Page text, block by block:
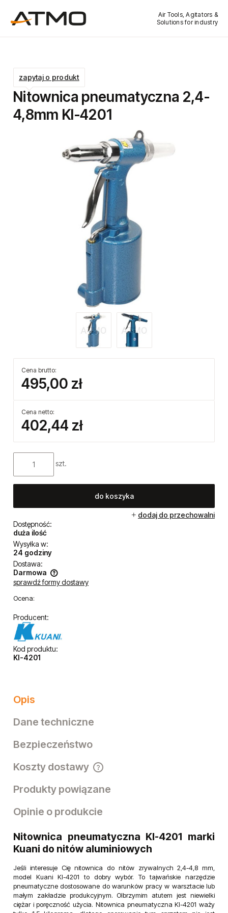
Air Tools, Agitators &
Solutions for industry
Nitownica pneumatyczna 2,4-
4,8mm KI-4201
Cena brutto:
495,00 zł
Cena netto:
402,44 zł
szt.
do koszyka
dodaj do przechowalni
Dostępność:
duża ilość
Wysyłka w:
24 godziny
Dostawa:
Darmowa
Cena nie zawiera ewentualnych kosztów płatności
sprawdź formy dostawy
Ocena:
Producent:
Kod produktu:
KI-4201
zapytaj o produkt
Opis
Dane techniczne
Bezpieczeństwo
Koszty dostawy
Cena nie zawiera ewentualnych kosztów płatności
Produkty powiązane
Opinie o produkcie
Nitownica pneumatyczna KI-4201 marki
Kuani do nitów aluminiowych
Jeśli interesuje Cię nitownica do nitów zrywalnych 2,4-4,8 mm,
model Kuani KI-4201 to dobry wybór. To tajwańskie narzędzie
pneumatyczne dostosowane do warunków pracy w warsztacie lub
małym zakładzie produkcyjnym. Olbrzymim atutem jest niewielki
ciężar i poręczność użycia. Nitownica pneumatyczna KI-4201 waży